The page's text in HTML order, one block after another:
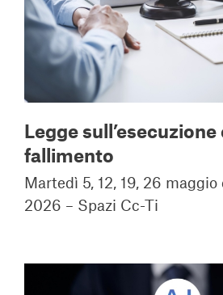
Legge sull’esecuzione
fallimento
Martedì 5, 12, 19, 26
2026 – Spazi Cc-Ti